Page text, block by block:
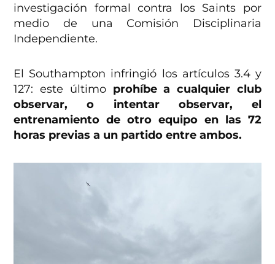
investigación formal contra los Saints por
medio de una Comisión Disciplinaria
Independiente.
El Southampton infringió los artículos 3.4 y
127: este último prohíbe a cualquier club
observar, o intentar observar, el
entrenamiento de otro equipo en las 72
horas previas a un partido entre ambos.